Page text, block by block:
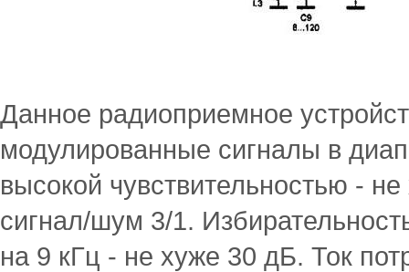
Данное радиоприемное
модулированные сигналы в
высокой чувствительностью -
сигнал/шум 3/1.
на 9 кГц - не хуже 30 дБ. Ток